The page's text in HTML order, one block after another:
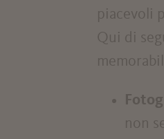
piacevoli
Qui di
non